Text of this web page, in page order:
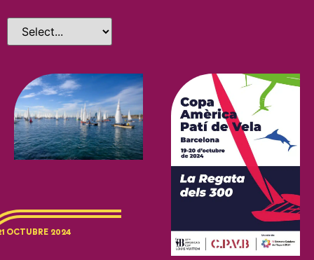
OCTUBRE 2024